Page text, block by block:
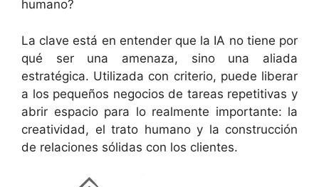
humano?
La clave está en entender que la IA no tiene por
qué ser una amenaza, sino una aliada
estratégica. Utilizada con criterio, puede liberar
a los pequeños negocios de tareas repetitivas y
abrir espacio para lo realmente importante: la
creatividad, el trato humano y la construcción
de relaciones sólidas con los clientes.